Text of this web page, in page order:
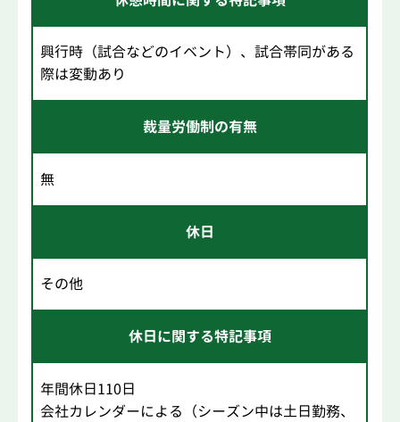
興行時（試合などのイベント）、試合帯同がある
際は変動あり
裁量労働制の有無
無
休日
その他
休日に関する特記事項
年間休日110日
会社カレンダーによる（シーズン中は土日勤務、